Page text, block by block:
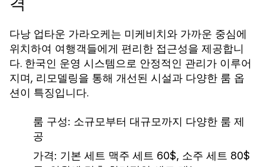
다낭 업타운 가라오케는 미케비치와 가까운 중심에
위치하여 여행객들에게 편리한 접근성을 제공합니
다. 한국인 운영 시스템으로 안정적인 관리가 이루어
지며, 리모델링을 통해 개선된 시설과 다양한 룸 옵
션이 특징입니다.
룸 구성: 소규모부터 대규모까지 다양한 룸 제
공
가격: 기본 세트 맥주 세트 60$, 소주 세트 80$